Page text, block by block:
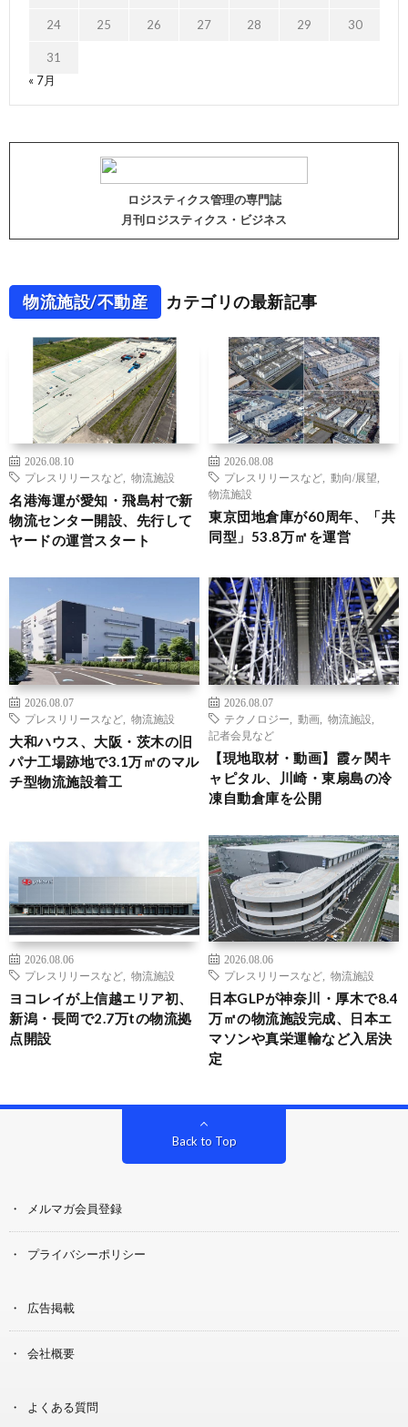
24 25 26 27 28 29 30
31
« 7月
ロジスティクス管理の専門誌
月刊ロジスティクス・ビジネス
物流施設/不動産 カテゴリの最新記事
2026.08.10
プレスリリースなど
物流施設
名港海運が愛知・飛島村で新
物流センター開設、先行して
ヤードの運営スタート
2026.08.08
プレスリリースなど
動向/展望
物流施設
東京団地倉庫が60周年、「共
同型」53.8万㎡を運営
2026.08.07
プレスリリースなど
物流施設
大和ハウス、大阪・茨木の旧
パナ工場跡地で3.1万㎡のマル
チ型物流施設着工
2026.08.07
テクノロジー
動画 物流施設
記者会見など
【現地取材・動画】霞ヶ関キ
ャピタル、川崎・東扇島の冷
凍自動倉庫を公開
2026.08.06
プレスリリースなど
物流施設
ヨコレイが上信越エリア初、
新潟・長岡で2.7万tの物流拠
点開設
2026.08.06
プレスリリースなど
物流施設
日本GLPが神奈川・厚木で8.4
万㎡の物流施設完成、日本エ
マソンや真栄運輸など入居決
定
Back to Top
メルマガ会員登録
プライバシーポリシー
広告掲載
会社概要
よくある質問